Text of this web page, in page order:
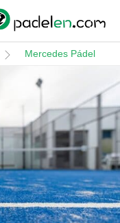
Mercedes Pádel